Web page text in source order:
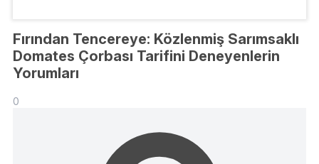
Fırından Tencereye: Közlenmiş Sarımsaklı
Domates Çorbası Tarifini Deneyenlerin
Yorumları
0